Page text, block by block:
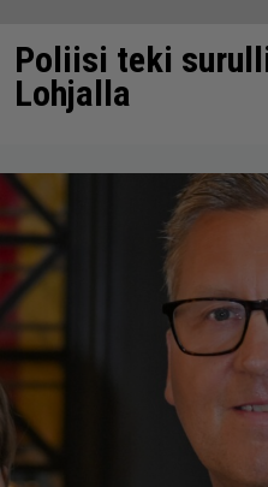
Poliisi teki
Lohjalla